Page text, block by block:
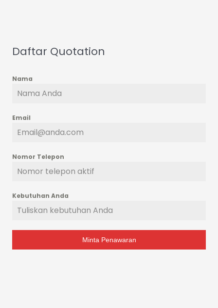
Daftar Quotation
Nama
Email
Nomor Telepon
Kebutuhan Anda
Minta Penawaran